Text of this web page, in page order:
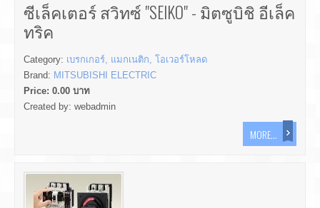
ซีเล็คเตอร์ สวิทซ์ "SEIKO" - มิตซูบิชิ อีเล็ค
ทริค
Category: เบรกเกอร์, แมกเนติก, โอเวอร์โหลด
Brand: MITSUBISHI ELECTRIC
Price: 0.00 บาท
Created by: webadmin
MORE...